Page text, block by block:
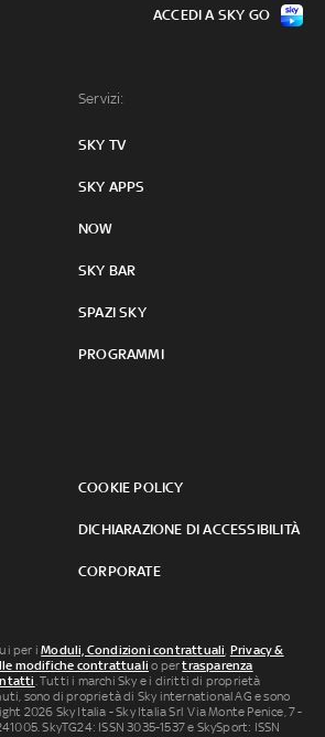
Servizi:
SKY TV
SKY APPS
NOW
SKY BAR
SPAZI SKY
PROGRAMMI
COOKIE POLICY
DICHIARAZIONE DI ACCESSIBILITÀ
CORPORATE
ACCEDI A SKY GO
per iModuli, Condizioni contrattuali Privacy &
modifiche contrattuali o pertrasparenza
. Tutti i marchi Sky e i diritti di proprietà
sono di proprietà di Sky international AG e sono
2026 Sky Italia - Sky Italia Srl Via Monte Penice, 7 -
SkyTG24: ISSN 3035-1537 e SkySport: ISSN